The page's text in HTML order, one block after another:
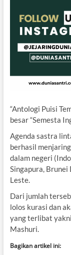
“Antologi Puisi
besar “Semesta
Agenda sastra
berhasil
dalam negeri
Singapura,
Leste.
Dari jumlah
lolos kurasi dan
yang terlibat
Mashuri.
Bagikan artikel ini: